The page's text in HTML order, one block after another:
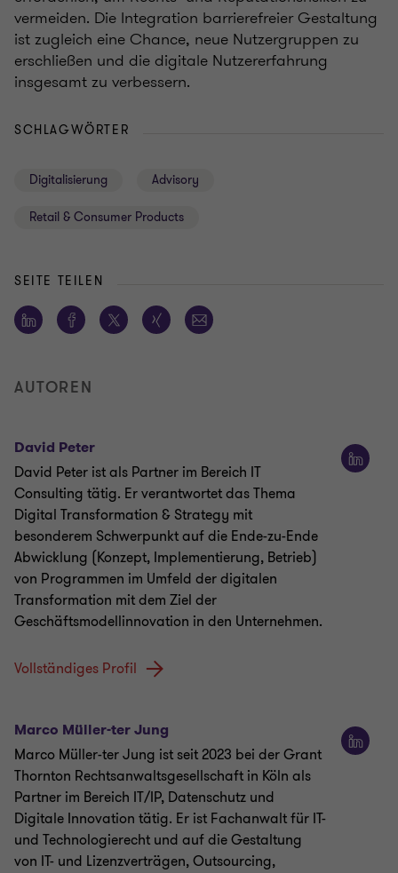
vermeiden. Die Integration barrierefreier Gestaltung
ist zugleich eine Chance, neue Nutzergruppen zu
erschließen und die digitale Nutzererfahrung
insgesamt zu verbessern.
SCHLAGWÖRTER
Digitalisierung Advisory
Retail & Consumer Products
SEITE TEILEN
AUTOREN
David Peter
David Peter ist als Partner im Bereich IT
Consulting tätig. Er verantwortet das Thema
Digital Transformation & Strategy mit
besonderem Schwerpunkt auf die Ende-zu-Ende
Abwicklung (Konzept, Implementierung, Betrieb)
von Programmen im Umfeld der digitalen
Transformation mit dem Ziel der
Geschäftsmodellinnovation in den Unternehmen.
Vollständiges Profil
Marco Müller-ter Jung
Marco Müller-ter Jung ist seit 2023 bei der Grant
Thornton Rechtsanwalts­gesellschaft in Köln als
Partner im Bereich IT/IP, Datenschutz und
Digitale Innovation tätig. Er ist Fachanwalt für IT-
und Technologierecht und auf die Gestaltung
von IT- und Lizenzverträgen, Outsourcing,